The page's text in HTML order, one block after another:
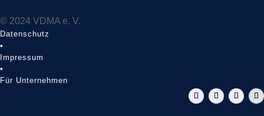
© 2024 VDMA e. V.
Datenschutz
•
Impressum
•
Für Unternehmen